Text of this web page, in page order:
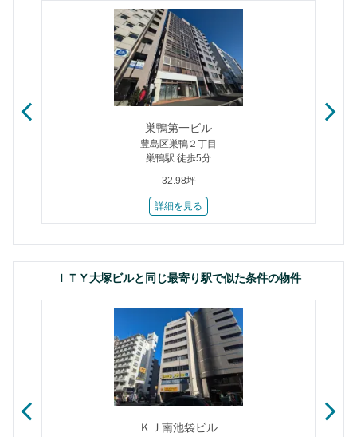
巣鴨第一ビル
豊島区巣鴨２丁目
巣鴨駅 徒歩5分
32.98坪
詳細を見る
ＩＴＹ大塚ビルと同じ最寄り駅で似た条件の物件
ＫＪ南池袋ビル